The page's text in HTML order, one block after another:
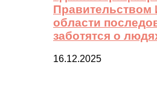
Правительством
области
заботятся о
16.12.2025